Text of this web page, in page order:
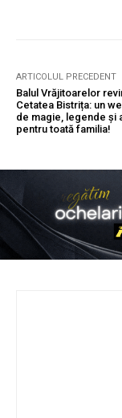
ARTICOLUL PRECEDENT
Balul Vrăjitoarelor
Cetatea Bistrița: un
de magie, legende și
pentru toată familia!